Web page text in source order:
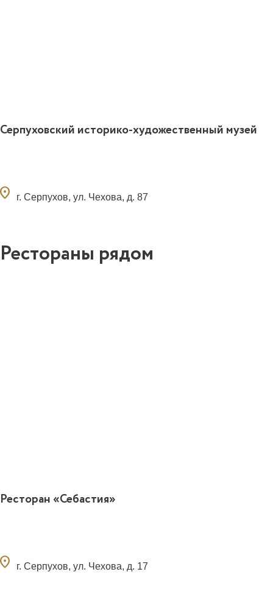
Серпуховский историко-художественный музей
г. Серпухов, ул. Чехова, д. 87
Рестораны рядом
Ресторан «Себастия»
г. Серпухов, ул. Чехова, д. 17